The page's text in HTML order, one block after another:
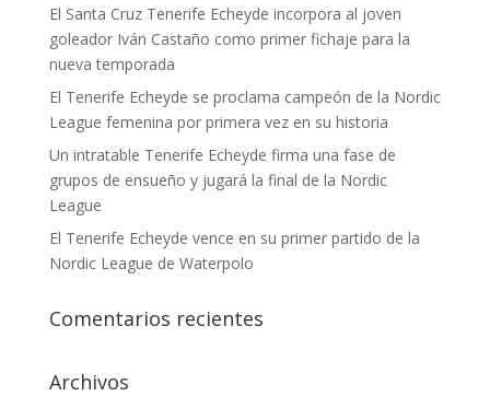
El Santa Cruz Tenerife Echeyde incorpora al joven
goleador Iván Castaño como primer fichaje para la
nueva temporada
El Tenerife Echeyde se proclama campeón de la Nordic
League femenina por primera vez en su historia
Un intratable Tenerife Echeyde firma una fase de
grupos de ensueño y jugará la final de la Nordic
League
El Tenerife Echeyde vence en su primer partido de la
Nordic League de Waterpolo
Comentarios recientes
Archivos